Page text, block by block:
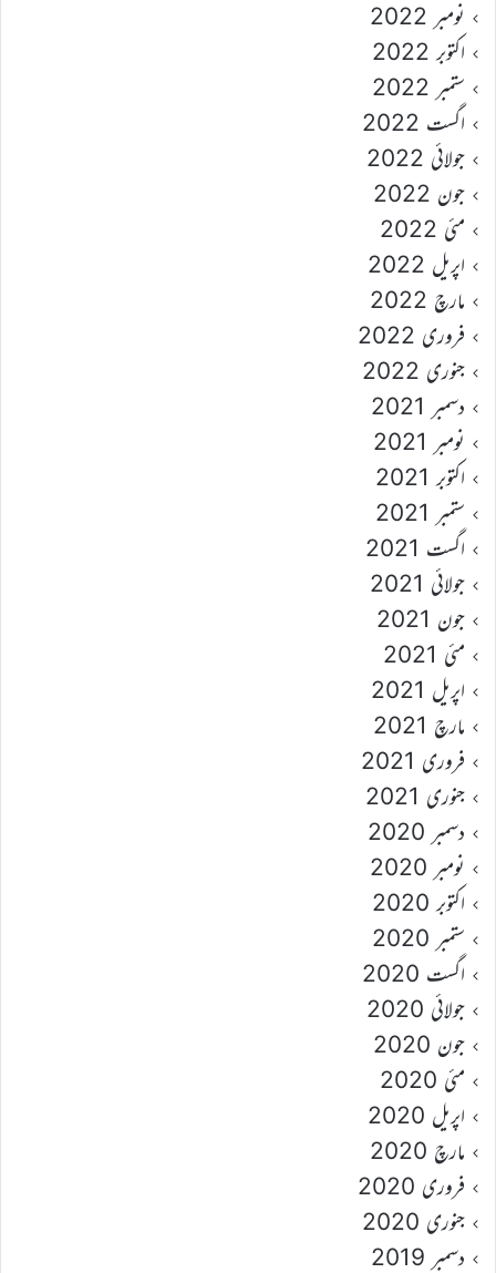
نومبر 2022
اکتوبر 2022
ستمبر 2022
اگست 2022
جولائی 2022
جون 2022
مئی 2022
اپریل 2022
مارچ 2022
فروری 2022
جنوری 2022
دسمبر 2021
نومبر 2021
اکتوبر 2021
ستمبر 2021
اگست 2021
جولائی 2021
جون 2021
مئی 2021
اپریل 2021
مارچ 2021
فروری 2021
جنوری 2021
دسمبر 2020
نومبر 2020
اکتوبر 2020
ستمبر 2020
اگست 2020
جولائی 2020
جون 2020
مئی 2020
اپریل 2020
مارچ 2020
فروری 2020
جنوری 2020
دسمبر 2019